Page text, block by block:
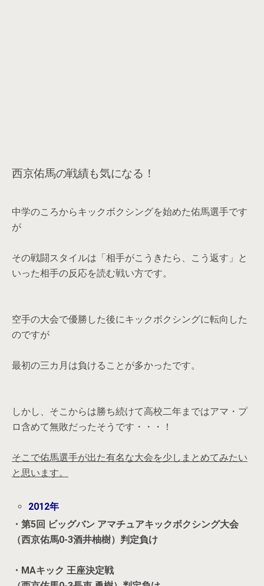
西京佑馬の戦績も気になる！
中学のころからキックボクシングを始めた佑馬選手です
が
その戦闘スタイルは「相手がこうきたら、こう返す」と
いった相手の反応を読む戦い方です。
空手の大会で優勝した後にキックボクシングに転向した
のですが
最初の三カ月は負けることが多かったです。
しかし、そこからは勝ち続けて高校二年まではアマ・プ
ロ含めて無敗だったそうです・・・！
そこで佑馬選手が出た有名な大会を少しまとめてみたい
と思います。
2012年
・第5回 ビッグバン アマチュアキックボクシング大会
（西京佑馬0-3酒井柚樹）判定負け
・MAキック 王座決定戦